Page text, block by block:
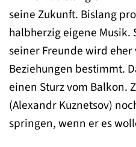
seine Zukunft. Bislang
halbherzig eigene Musik.
seiner Freunde wird
Beziehungen bestimmt.
einen Sturz vom Balkon.
(Alexandr Kuznetsov)
springen, wenn er es